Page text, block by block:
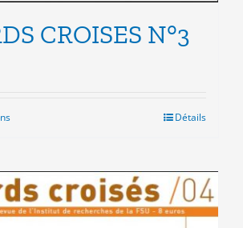
CROISES N°3
Ce
plusieurs
variations.
Les
Détails